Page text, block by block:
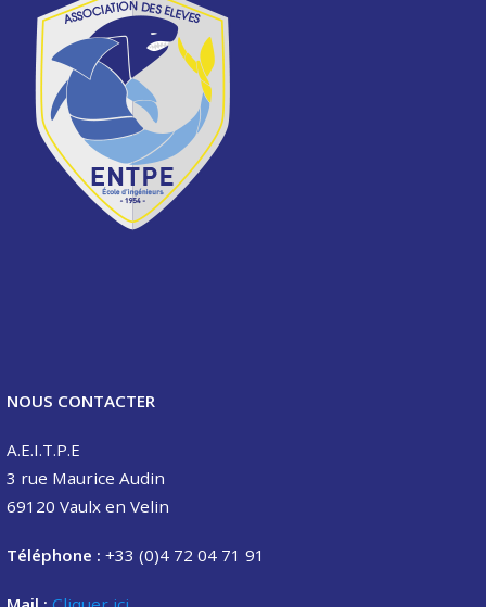
NOUS CONTACTER
A.E.I.T.P.E
3 rue Maurice Audin
69120 Vaulx en Velin
Téléphone : +33 (0)4 72 04 71 91